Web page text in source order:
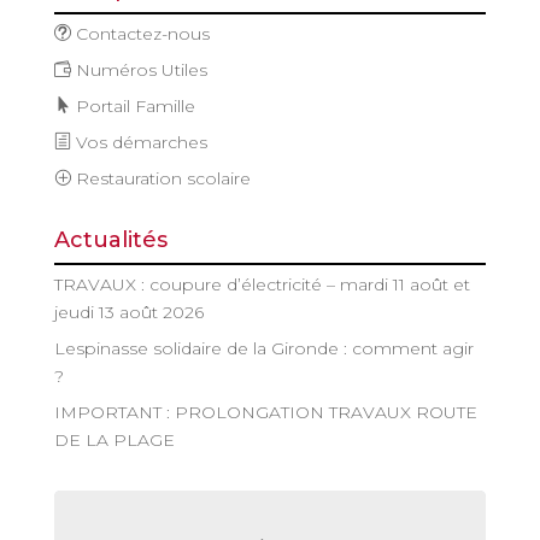
Contactez-nous
Numéros Utiles
Portail Famille
Vos démarches
Restauration scolaire
Actualités
TRAVAUX : coupure d’électricité – mardi 11 août et
jeudi 13 août 2026
Lespinasse solidaire de la Gironde : comment agir
?
IMPORTANT : PROLONGATION TRAVAUX ROUTE
DE LA PLAGE